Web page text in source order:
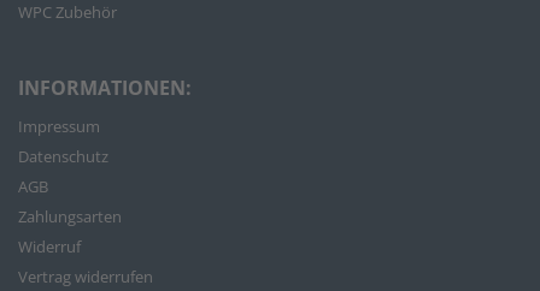
WPC Zubehör
INFORMATIONEN:
Impressum
Datenschutz
AGB
Zahlungsarten
Widerruf
Vertrag widerrufen